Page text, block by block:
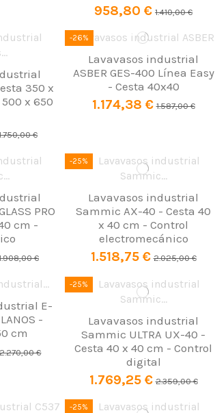
958,80 € 1.410,00 €
350 x
x 650
€
-26%
Lavavasos industrial
ASBER GES-400 Línea Easy
- Cesta 40x40
1.174,38 € 1.587,00 €
PRO
cm -
€
-25%
Lavavasos industrial
Sammic AX-40 - Cesta 40
x 40 cm - Control
electromecánico
1.518,75 € 2.025,00 €
E-
-
cm
2.270,00 €
-25%
Lavavasos industrial
Sammic ULTRA UX-40 -
Cesta 40 x 40 cm - Control
digital
1.769,25 € 2.359,00 €
-25%